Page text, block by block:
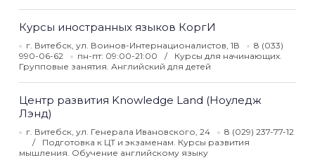
Курсы иностранных языков КоргИ
г. Витебск, ул. Воинов-Интернационалистов, 1В
8 (033)
990-06-62
пн-пт: 09:00-21:00
Курсы для начинающих.
Групповые занятия. Английский для детей
Центр развития Knowledge Land (Ноуледж
Лэнд)
г. Витебск, ул. Генерала Ивановского, 24
8 (029) 237-77-12
Подготовка к ЦТ и экзаменам. Курсы развития
мышления. Обучение английскому языку